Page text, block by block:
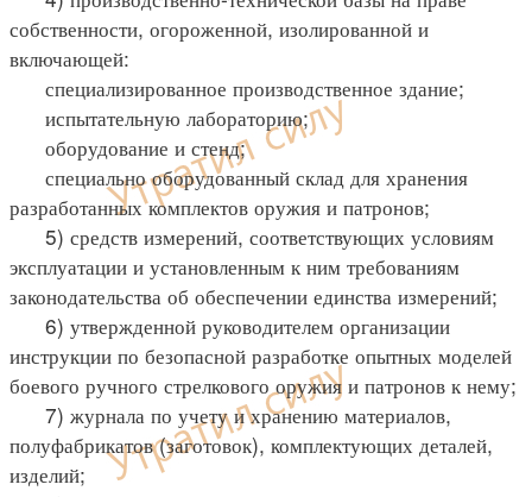
собственности, огороженной, изолированной и
включающей:
специализированное производственное здание;
испытательную лабораторию;
оборудование и стенд;
специально оборудованный склад для хранения
разработанных комплектов оружия и патронов;
5) средств измерений, соответствующих условиям
эксплуатации и установленным к ним требованиям
законодательства об обеспечении единства измерений;
6) утвержденной руководителем организации
инструкции по безопасной разработке опытных моделей
боевого ручного стрелкового оружия и патронов к нему;
7) журнала по учету и хранению материалов,
полуфабрикатов (заготовок), комплектующих деталей,
изделий;